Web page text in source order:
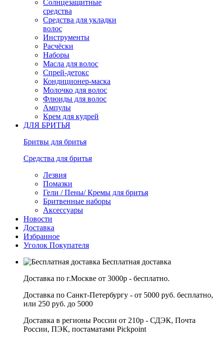
Солнцезащитные
средства
Средства для укладки
волос
Инструменты
Расчёски
Наборы
Масла для волос
Спрей-детокс
Кондиционер-маска
Молочко для волос
Флюиды для волос
Ампулы
Крем для кудрей
ДЛЯ БРИТЬЯ
Бритвы для бритья
Средства для бритья
Лезвия
Помазки
Гели / Пены/ Кремы для бритья
Бритвенные наборы
Аксессуары
Новости
Доставка
Избранное
Уголок Покупателя
Бесплатная доставка
Доставка по г.Москве от 3000р - бесплатно.
Доставка по Санкт-Петербургу - от 5000 руб. бесплатно,
или 250 руб. до 5000
Доставка в регионы России от 210р - СДЭК, Почта
России, ПЭК, постаматами Pickpoint